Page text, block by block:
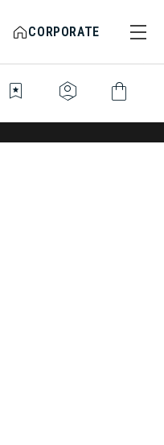
CORPORATE
bookmark_star identity_platform shopping_bag